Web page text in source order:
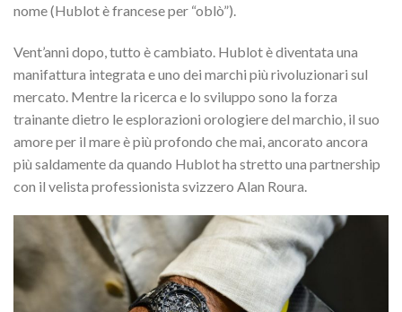
nome (Hublot è francese per “oblò”).
Vent’anni dopo, tutto è cambiato. Hublot è diventata una
manifattura integrata e uno dei marchi più rivoluzionari sul
mercato. Mentre la ricerca e lo sviluppo sono la forza
trainante dietro le esplorazioni orologiere del marchio, il suo
amore per il mare è più profondo che mai, ancorato ancora
più saldamente da quando Hublot ha stretto una partnership
con il velista professionista svizzero Alan Roura.